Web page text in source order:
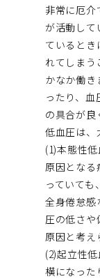
非常に厄介
が活動して
ているとき
れてしまう
かなか働き
ったり、
の具合が良
低血圧は、
(1)本態性
原因となる
っていても
全身倦怠感
圧の低さや
原因と考え
(2)起立性
横になった